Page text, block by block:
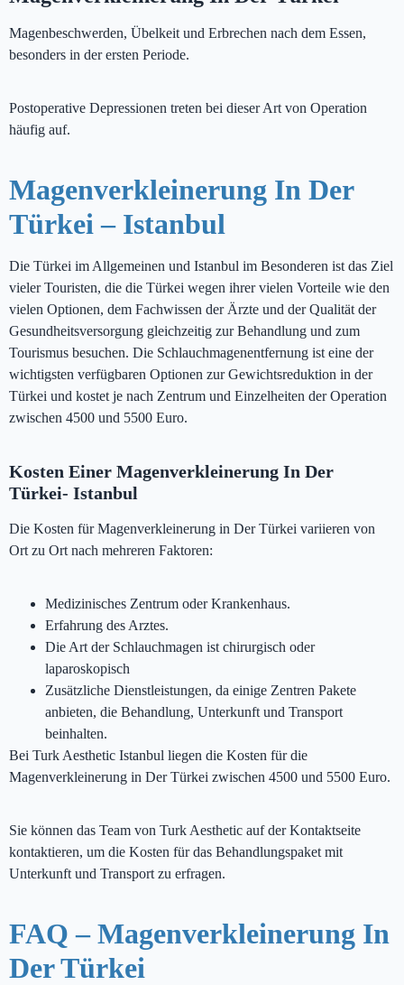
Magenbeschwerden, Übelkeit und Erbrechen nach dem Essen,
besonders in der ersten Periode.
Postoperative Depressionen treten bei dieser Art von Operation
häufig auf.
Magenverkleinerung In Der
Türkei – Istanbul
Die Türkei im Allgemeinen und Istanbul im Besonderen ist das Ziel
vieler Touristen, die die Türkei wegen ihrer vielen Vorteile wie den
vielen Optionen, dem Fachwissen der Ärzte und der Qualität der
Gesundheitsversorgung gleichzeitig zur Behandlung und zum
Tourismus besuchen. Die Schlauchmagenentfernung ist eine der
wichtigsten verfügbaren Optionen zur Gewichtsreduktion in der
Türkei und kostet je nach Zentrum und Einzelheiten der Operation
zwischen 4500 und 5500 Euro.
Kosten Einer Magenverkleinerung In Der
Türkei- Istanbul
Die Kosten für Magenverkleinerung in Der Türkei variieren von
Ort zu Ort nach mehreren Faktoren:
Medizinisches Zentrum oder Krankenhaus.
Erfahrung des Arztes.
Die Art der Schlauchmagen ist chirurgisch oder
laparoskopisch
Zusätzliche Dienstleistungen, da einige Zentren Pakete
anbieten, die Behandlung, Unterkunft und Transport
beinhalten.
Bei Turk Aesthetic Istanbul liegen die Kosten für die
Magenverkleinerung in Der Türkei zwischen 4500 und 5500 Euro.
Sie können das Team von Turk Aesthetic auf der Kontaktseite
kontaktieren, um die Kosten für das Behandlungspaket mit
Unterkunft und Transport zu erfragen.
FAQ – Magenverkleinerung In
Der Türkei